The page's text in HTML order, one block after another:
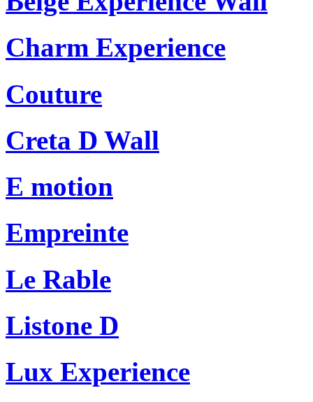
Charm Experience
Couture
Creta D Wall
E motion
Empreinte
Le Rable
Listone D
Lux Experience